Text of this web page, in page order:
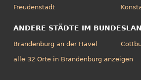
Freudenstadt
ANDERE STÄDTE IM
Brandenburg an der Havel
alle 32 Orte in Brandenburg anzeigen